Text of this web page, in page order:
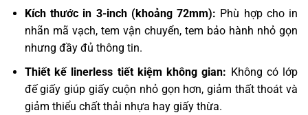
Kích thước in 3-inch (khoảng 72mm): Phù hợp cho in
nhãn mã vạch, tem vận chuyển, tem bảo hành nhỏ gọn
nhưng đầy đủ thông tin.
Thiết kế linerless tiết kiệm không gian: Không có lớp
đế giấy giúp giấy cuộn nhỏ gọn hơn, giảm thất thoát và
giảm thiểu chất thải nhựa hay giấy thừa.